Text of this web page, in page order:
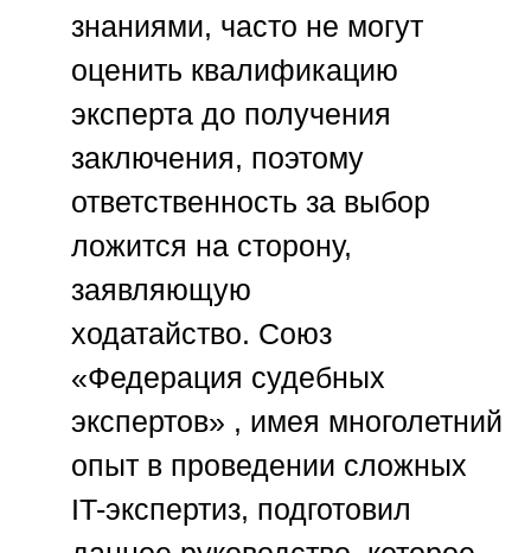
знаниями, часто не могут
оценить квалификацию
эксперта до получения
заключения, поэтому
ответственность за выбор
ложится на сторону,
заявляющую
ходатайство. Союз
«Федерация судебных
экспертов» , имея многолетний
опыт в проведении сложных
IT-экспертиз, подготовил